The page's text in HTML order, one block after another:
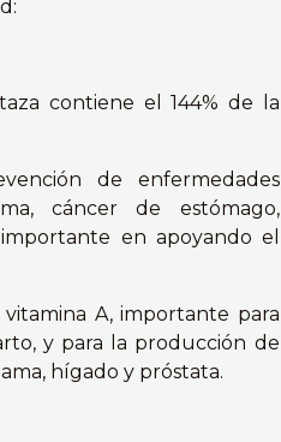
contiene el 144% de la
de enfermedades
cáncer de estómago,
en apoyando el
A, importante para
y para la producción de
hígado y próstata.